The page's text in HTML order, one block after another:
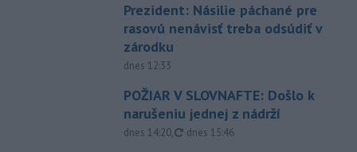
Prezident: Násilie páchané pre
rasovú nenávisť treba odsúdiť v
zárodku
dnes 12:33
POŽIAR V SLOVNAFTE: Došlo k
narušeniu jednej z nádrží
dnes 14:20, aktualizované
dnes 15:46